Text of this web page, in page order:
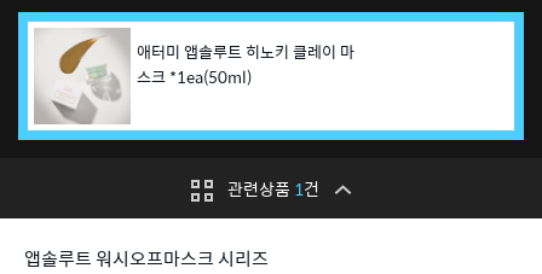
애터미 앱솔루트 히노키 클레이 마
스크 *1ea(50ml)
관련상품 1건
앱솔루트 워시오프마스크 시리즈